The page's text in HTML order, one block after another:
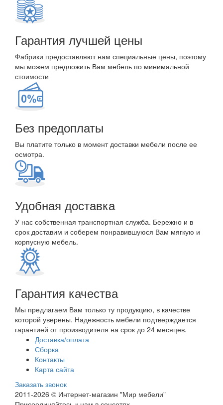
Гарантия лучшей цены
Фабрики предоставляют нам специальные цены, поэтому
мы можем предложить Вам мебель по минимальной
стоимости
Без предоплаты
Вы платите только в момент доставки мебели после ее
осмотра.
Удобная доставка
У нас собственная транспортная служба. Бережно и в
срок доставим и соберем понравившуюся Вам мягкую и
корпусную мебель.
Гарантия качества
Мы предлагаем Вам только ту продукцию, в качестве
которой уверены. Надежность мебели подтверждается
гарантией от производителя на срок до 24 месяцев.
Доставка/оплата
Сборка
Контакты
Карта сайта
Заказать звонок
2011-2026 © Интернет-магазин "Мир мебели"